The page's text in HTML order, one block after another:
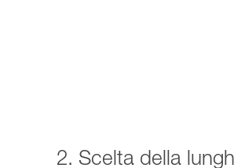
2. Scelta della